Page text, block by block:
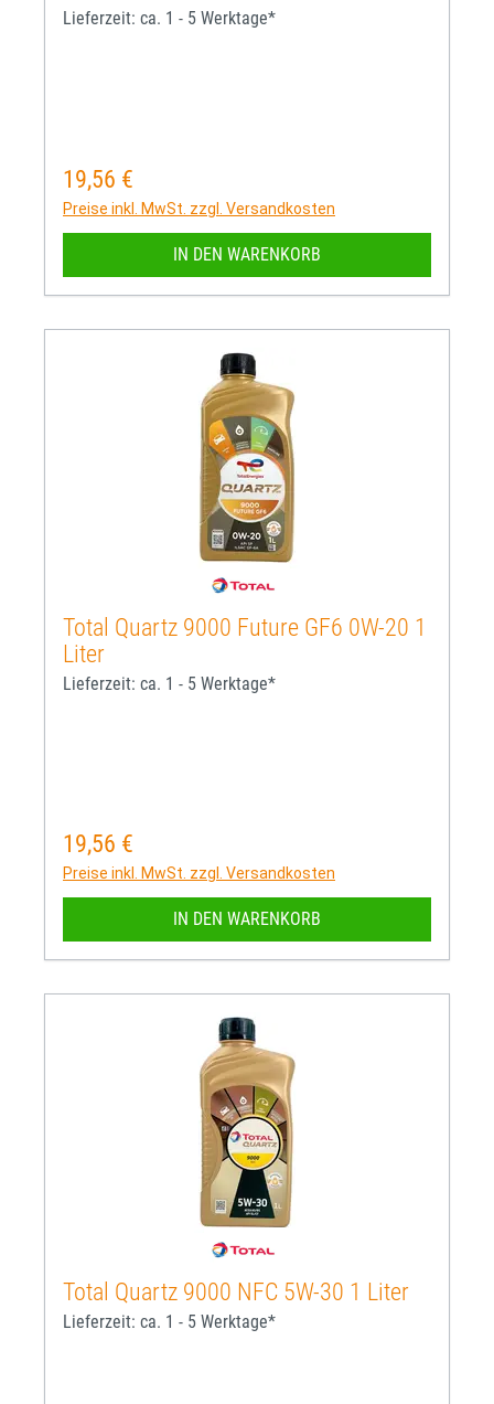
Lieferzeit: ca. 1 - 5 Werktage*
Regulärer Preis:
19,56 €
Preise inkl. MwSt. zzgl. Versandkosten
IN DEN WARENKORB
Total Quartz 9000 Future GF6 0W-20 1
Liter
Lieferzeit: ca. 1 - 5 Werktage*
Regulärer Preis:
19,56 €
Preise inkl. MwSt. zzgl. Versandkosten
IN DEN WARENKORB
Total Quartz 9000 NFC 5W-30 1 Liter
Lieferzeit: ca. 1 - 5 Werktage*